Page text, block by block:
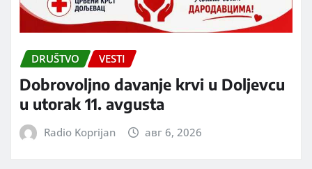
DRUŠTVO VESTI
Dobrovoljno davanje krvi u Doljevcu
u utorak 11. avgusta
Radio Koprijan авг 6, 2026